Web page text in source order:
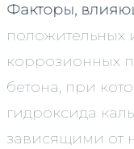
Факторы,
положительных
коррозионных
бетона, при
гидроксида
зависящими от